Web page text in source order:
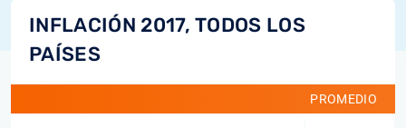
INFLACIÓN 2017, TODOS LOS
PAÍSES
PROMEDIO